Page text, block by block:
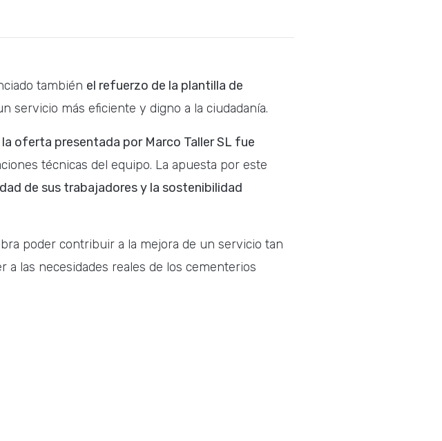
también el refuerzo de la plantilla de
servicio más eficiente y digno a la ciudadanía.
la oferta presentada por Marco Taller SL fue
técnicas del equipo. La apuesta por este
de sus trabajadores y la sostenibilidad
poder contribuir a la mejora de un servicio tan
las necesidades reales de los cementerios